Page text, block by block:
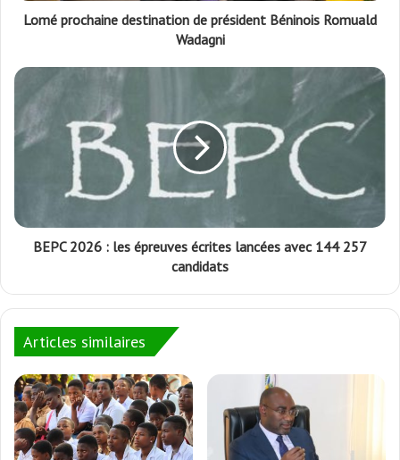
Lomé prochaine destination de président Béninois Romuald
Wadagni
BEPC 2026 : les épreuves écrites lancées avec 144 257
candidats
Articles similaires